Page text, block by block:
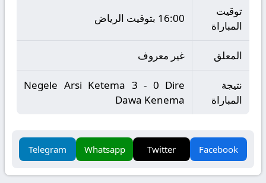
توقيت
المباراة
16:00 بتوقيت الرياض
المعلق غير معروف
نتيجة
المباراة
Negele Arsi Ketema 3 - 0 Dire
Dawa Kenema
Facebook
Twitter
Whatsapp
Telegram